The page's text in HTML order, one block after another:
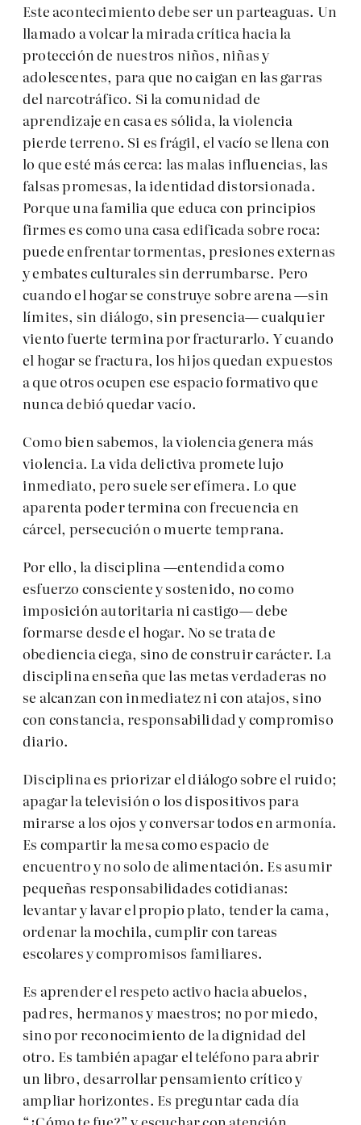
Este acontecimiento debe ser un parteaguas. Un
llamado a volcar la mirada crítica hacia la
protección de nuestros niños, niñas y
adolescentes, para que no caigan en las garras
del narcotráfico. Si la comunidad de
aprendizaje en casa es sólida, la violencia
pierde terreno. Si es frágil, el vacío se llena con
lo que esté más cerca: las malas influencias, las
falsas promesas, la identidad distorsionada.
Porque una familia que educa con principios
firmes es como una casa edificada sobre roca:
puede enfrentar tormentas, presiones externas
y embates culturales sin derrumbarse. Pero
cuando el hogar se construye sobre arena —sin
límites, sin diálogo, sin presencia— cualquier
viento fuerte termina por fracturarlo. Y cuando
el hogar se fractura, los hijos quedan expuestos
a que otros ocupen ese espacio formativo que
nunca debió quedar vacío.
Como bien sabemos, la violencia genera más
violencia. La vida delictiva promete lujo
inmediato, pero suele ser efímera. Lo que
aparenta poder termina con frecuencia en
cárcel, persecución o muerte temprana.
Por ello, la disciplina —entendida como
esfuerzo consciente y sostenido, no como
imposición autoritaria ni castigo— debe
formarse desde el hogar. No se trata de
obediencia ciega, sino de construir carácter. La
disciplina enseña que las metas verdaderas no
se alcanzan con inmediatez ni con atajos, sino
con constancia, responsabilidad y compromiso
diario.
Disciplina es priorizar el diálogo sobre el ruido;
apagar la televisión o los dispositivos para
mirarse a los ojos y conversar todos en armonía.
Es compartir la mesa como espacio de
encuentro y no solo de alimentación. Es asumir
pequeñas responsabilidades cotidianas:
levantar y lavar el propio plato, tender la cama,
ordenar la mochila, cumplir con tareas
escolares y compromisos familiares.
Es aprender el respeto activo hacia abuelos,
padres, hermanos y maestros; no por miedo,
sino por reconocimiento de la dignidad del
otro. Es también apagar el teléfono para abrir
un libro, desarrollar pensamiento crítico y
ampliar horizontes. Es preguntar cada día